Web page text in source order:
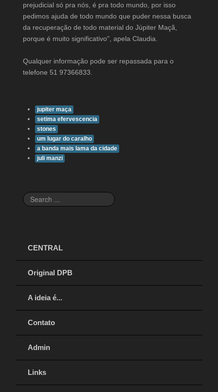
prejudicial só pra nós, é pra todo mundo, por isso
pedimos ajuda de todo mundo que puder nessa busca
da recuperação de todo material do Júpiter Maçã,
porque é muito significativo", apela Claudia.
Qualquer informação pode ser repassada para o
telefone 51 97366833.
jupiter maça
setima efervescencia
stones
um lugar do caralho
a banda mais lama da cidade
juli manzi
Search
...
CENTRAL
Original DPB
A ideia é...
Contato
Admin
Links